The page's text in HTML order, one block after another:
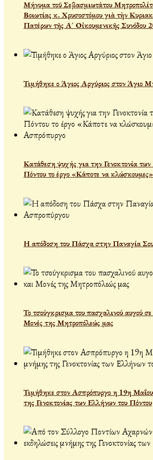
Μήνυμα τοῦ Σεβασμιωτάτου
Βοιωτίας κ. Χρυσοστόμου γιὰ τὴν
Πατέρων τῆς Α´ Οἰκουμενικῆς Συνόδου
Τιμήθηκε ο Άγιος Αργύριος στον Άγιο
Κατάθεση ψυχής για την Γενοκτονία
Πόντου το έργο «Κάποτε να
Η απόδοση του Πάσχα στην Παναγία
Το τσούγκρισμα του πασχαλινού αυγού
Μονές της Μητροπόλεώς μας
Τιμήθηκε στον Ασπρόπυργο η 19η
της Γενοκτονίας των Ελλήνων του Πόντου